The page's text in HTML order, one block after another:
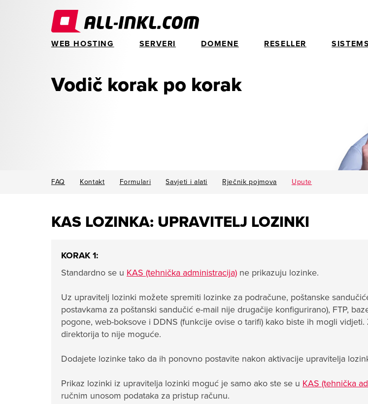
WEB HOSTING SERVERI DOMENE RESELLER
Vodič korak po korak
FAQ Kontakt Formulari Savjeti i alati Rječnik pojmova Upute
KAS LOZINKA: UPRAVITELJ LOZINKI
KORAK 1:
Standardno se u KAS (tehnička administracija) ne prikazuju lozinke.
Uz upravitelj lozinki možete spremiti lozinke za podračune, poštanske
postavkama za poštanski sandučić e-mail nije drugačije konfigurirano), FTP,
pogone, web-boksove i DDNS (funkcije ovise o tarifi) kako biste ih mogli
direktorija to nije moguće.
Dodajete lozinke tako da ih ponovno postavite nakon aktivacije upravitelja
Prikaz lozinki iz upravitelja lozinki moguć je samo ako ste se u KAS (tehnička
ručnim unosom podataka za pristup računu.